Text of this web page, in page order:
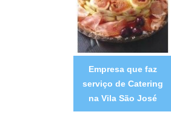
Empresa que faz
serviço de Catering
na Vila São José